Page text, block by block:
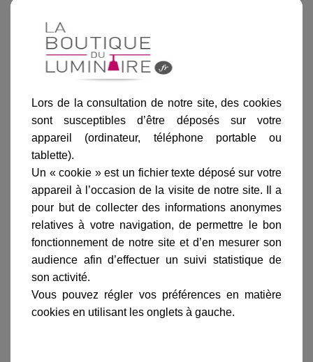
Blanc
Gris
anthracite
marque
livraison
Lors de la consultation de notre site, des cookies
sont susceptibles d’être déposés sur votre
appareil (ordinateur, téléphone portable ou
tablette).
Un « cookie » est un fichier texte déposé sur votre
appareil à l’occasion de la visite de notre site. Il a
pour but de collecter des informations anonymes
relatives à votre navigation, de permettre le bon
fonctionnement de notre site et d’en mesurer son
audience afin d’effectuer un suivi statistique de
son activité.
Vous pouvez régler vos préférences en matière
cookies en utilisant les onglets à gauche.